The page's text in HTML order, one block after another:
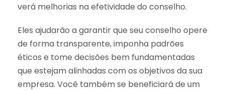
verá melhorias na efetividade do conselho.
Eles ajudarão a garantir que seu conselho opere
de forma transparente, imponha padrões
éticos e tome decisões bem fundamentadas
que estejam alinhadas com os objetivos da sua
empresa. Você também se beneficiará de um